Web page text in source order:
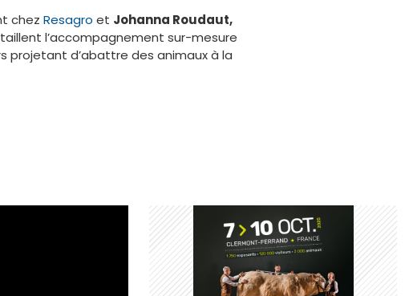
chez Resagro et Johanna Roudaut,
l’accompagnement sur-mesure
projetant d’abattre des animaux à la